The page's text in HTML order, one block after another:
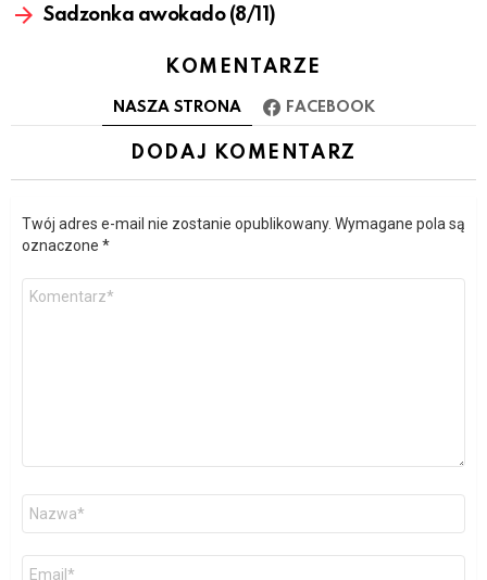
z
Sadzonka awokado (8/11)
KOMENTARZE
NASZA STRONA FACEBOOK
DODAJ KOMENTARZ
Twój adres e-mail nie zostanie opublikowany. Wymagane pola są
oznaczone *